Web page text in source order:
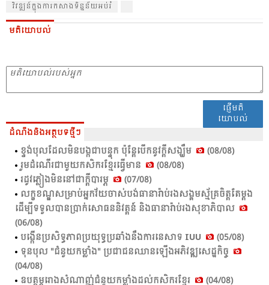
​វិវឌ្ឍន៍​ក្នុង​ការ​ក​សាង​ទិន្ន​ន័យ​អប់​រំ​
មតិយោបល់
ផ្ញើមតិ
យោបល់
ដំណឹងនិងអត្ថបទថ្មីៗ
ខ្ទង់​បុល​ដែល​មិន​បង្ក​ជា​បន្ទុក​ ប៉ុន្តែ​បើក​នូវ​ក្តី​សង្ឃឹម​
(08/08)
រួម​ដំ​ណើរ​ជា​មួយ​កសិ​ករ​ខ្មែរ​ធ្វើ​មាន​
(08/08)
រដូវ​ភ្លៀង​មិន​នៅ​ជា​ក្តី​បា​រម្ភ​
(07/08)
លក្ខ​ខណ្ឌ​សម្រាប់​អ្នក​វ័យ​ចាស់​បង់​ធា​នា​រ៉ាប់​រង​សង្គម​ស្ម័គ្រ​ចិត្ត​តែ​ម្តង
ដើម្បី​ទទួល​បាន​ប្រាក់​សោ​ធន​និវត្តន៍ និង​ធា​នា​រ៉ាប់​រង​សុខា​ភិបាល​
(06/08)
បង្កើន​ប្រ​សិទ្ធ​ភាព​ប្រ​យុទ្ធ​ប្រ​ឆាំង​នឹង​ការ​នេសាទ​ IUU
(05/08)
ទុនបុល "ជំនួយកម្លាំង" ប្រជាជនឈានឡើងអភិវឌ្ឍសេដ្ឋកិច្ច
(04/08)
ឧបត្ថម្ភរោងសំណាញ់ជំនួយកម្លាំងដល់កសិករខ្មែរ
(04/08)